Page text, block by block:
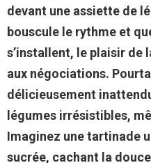
devant une assiette de
bouscule le rythme et
s’installent, le plaisir de
aux négociations.
délicieusement
légumes irrésistibles,
Imaginez une tartinade
sucrée, cachant la